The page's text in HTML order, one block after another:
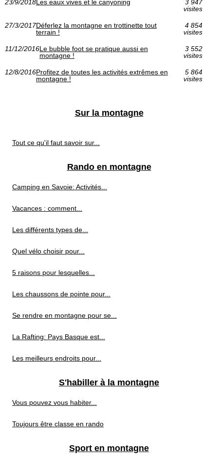
23/9/2018Les eaux vives et le canyoning
3 947
visites
27/3/2017Déferlez la montagne en trottinette tout
terrain !
4 854
visites
11/12/2016Le bubble foot se pratique aussi en
montagne !
3 552
visites
12/8/2016Profitez de toutes les activités extrêmes en
montagne !
5 864
visites
Sur la montagne
Tout ce qu'il faut savoir sur...
Rando en montagne
Camping en Savoie: Activités...
Vacances : comment...
Les différents types de...
Quel vélo choisir pour...
5 raisons pour lesquelles...
Les chaussons de pointe pour...
Se rendre en montagne pour se...
La Rafting: Pays Basque est...
Les meilleurs endroits pour...
S'habiller à la montagne
Vous pouvez vous habiter...
Toujours être classe en rando
Sport en montagne